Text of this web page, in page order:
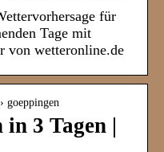
für
Tage mit
von wetteronline.de
goeppingen
3 Tagen |